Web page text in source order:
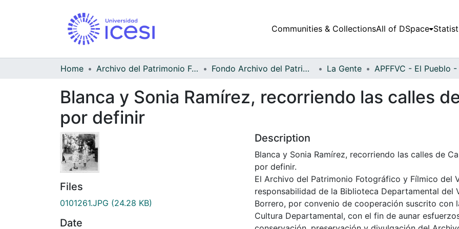
Communities & CollectionsAll of DSpace
Home Archivo del Patrimonio Fotográfico y Fílmico del Valle del Cauca Fondo Archivo del Patrimonio Fotográfico y Fílmico del Valle del Cauca La Gente
Blanca y Sonia Ramírez, recorriendo las calles
por definir
Files
0101261.JPG (24.28 KB)
Date
Description
Blanca y Sonia Ramírez, recorriendo las calles de
por definir.
El Archivo del Patrimonio Fotográfico y Fílmico del
responsabilidad de la Biblioteca Departamental del
Borrero, por convenio de cooperación suscrito con
Cultura Departamental, con el fin de aunar